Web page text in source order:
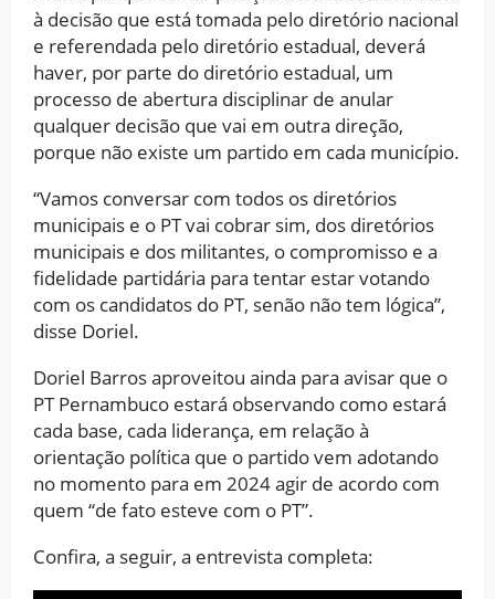
à decisão que está tomada pelo diretório nacional
e referendada pelo diretório estadual, deverá
haver, por parte do diretório estadual, um
processo de abertura disciplinar de anular
qualquer decisão que vai em outra direção,
porque não existe um partido em cada município.
“Vamos conversar com todos os diretórios
municipais e o PT vai cobrar sim, dos diretórios
municipais e dos militantes, o compromisso e a
fidelidade partidária para tentar estar votando
com os candidatos do PT, senão não tem lógica”,
disse Doriel.
Doriel Barros aproveitou ainda para avisar que o
PT Pernambuco estará observando como estará
cada base, cada liderança, em relação à
orientação política que o partido vem adotando
no momento para em 2024 agir de acordo com
quem “de fato esteve com o PT”.
Confira, a seguir, a entrevista completa: